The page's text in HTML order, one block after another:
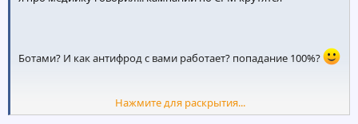
Ботами? И как антифрод с вами работает? попадание 100%?
точно так же как накрутка ботами - не значит хороший трафик
Нажмите для раскрытия...